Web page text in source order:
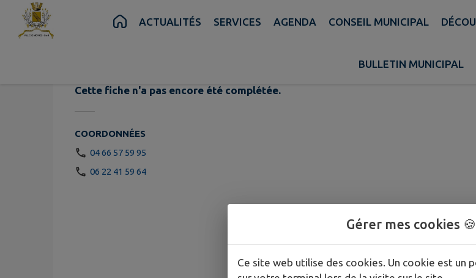
Contenu Recherche Pied de page
ACTUALITÉS SERVICES AGENDA CONSEIL MUNICIPAL
BULLETIN MUNICIPAL
Coopérative des grands vins de
Cette fiche n'a pas encore été complétée.
COORDONNÉES
04 66 57 59 95
06 22 41 59 64
Gérer mes cookies 🍪
Ce site web utilise des cookies. Un cookie est un